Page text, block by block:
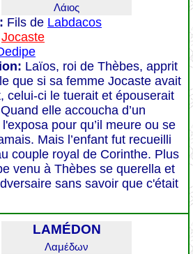
Λάιος
Fils de Labdacos
Jocaste
Laïos, roi de Thèbes, apprit
que si sa femme Jocaste avait
celui-ci le tuerait et épouserait
elle accoucha d’un
pour qu’il meure ou se
Mais l’enfant fut recueilli
couple royal de Corinthe. Plus
venu à Thèbes se querella et
sans savoir que c'était
LAMÉDON
Λαμέδων